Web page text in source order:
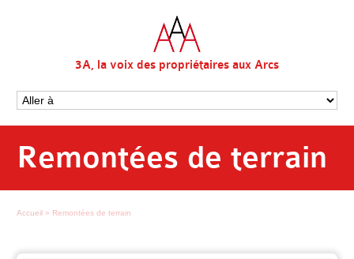
3A, la voix des propriétaires aux Arcs
Remontées de terrain
Accueil » Remontées de terrain